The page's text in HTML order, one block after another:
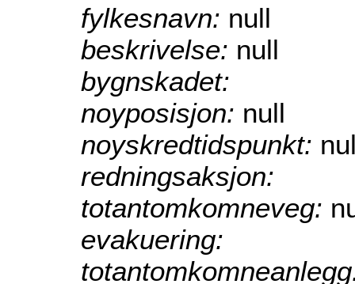
fylkesnavn: null
beskrivelse: null
bygnskadet:
noyposisjon: null
noyskredtidspunkt:
redningsaksjon:
totantomkomneveg:
evakuering: